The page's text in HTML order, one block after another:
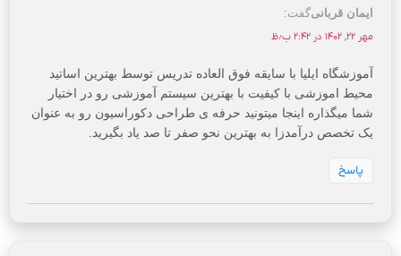
ایمان قربانیگفت:
مهر ۲۲, ۱۴۰۲ در ۲:۴۲ ب٫ظ
آموزشگاه ایلیا با سایقه فوق العاده تدریس توسط بهترین اساتید
محیط اموزشی با کیفیت با بهترین سیستم آموزشی رو در اختیار
شما میگذاره اینجا میتونید حرفه ی طراحی دکوراسیون رو به عنوان
یک تخصص درآمدزا به بهترین نحو صفر تا صد یاد بگیرید.
پاسخ